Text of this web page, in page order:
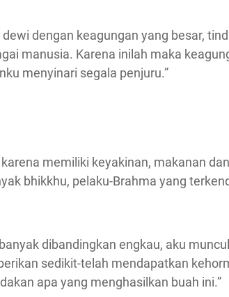
dengan keagungan yang besar,
manusia. Karena inilah maka
menyinari segala penjuru.”
memiliki keyakinan, makanan
bhikkhu, pelaku-Brahma yang
dibandingkan engkau, aku
sedikit-telah mendapatkan
apa yang menghasilkan buah ini.”